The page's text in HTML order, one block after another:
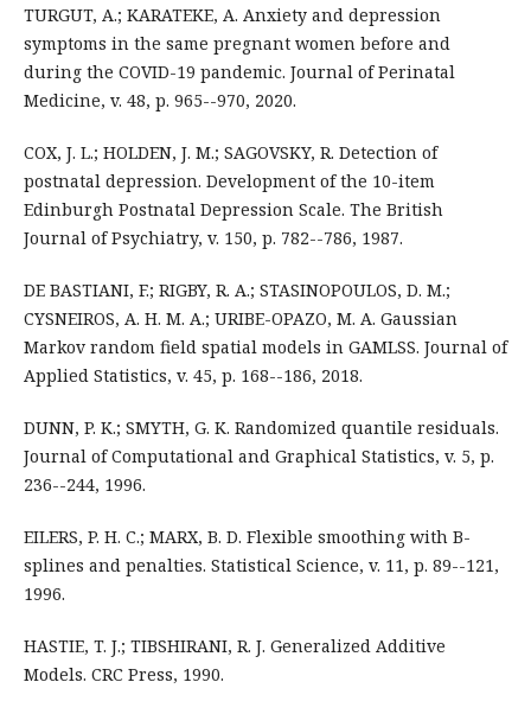
TURGUT, A.; KARATEKE, A. Anxiety and depression
symptoms in the same pregnant women before and
during the COVID-19 pandemic. Journal of Perinatal
Medicine, v. 48, p. 965--970, 2020.
COX, J. L.; HOLDEN, J. M.; SAGOVSKY, R. Detection of
postnatal depression. Development of the 10-item
Edinburgh Postnatal Depression Scale. The British
Journal of Psychiatry, v. 150, p. 782--786, 1987.
DE BASTIANI, F.; RIGBY, R. A.; STASINOPOULOS, D. M.;
CYSNEIROS, A. H. M. A.; URIBE-OPAZO, M. A. Gaussian
Markov random field spatial models in GAMLSS. Journal of
Applied Statistics, v. 45, p. 168--186, 2018.
DUNN, P. K.; SMYTH, G. K. Randomized quantile residuals.
Journal of Computational and Graphical Statistics, v. 5, p.
236--244, 1996.
EILERS, P. H. C.; MARX, B. D. Flexible smoothing with B-
splines and penalties. Statistical Science, v. 11, p. 89--121,
1996.
HASTIE, T. J.; TIBSHIRANI, R. J. Generalized Additive
Models. CRC Press, 1990.